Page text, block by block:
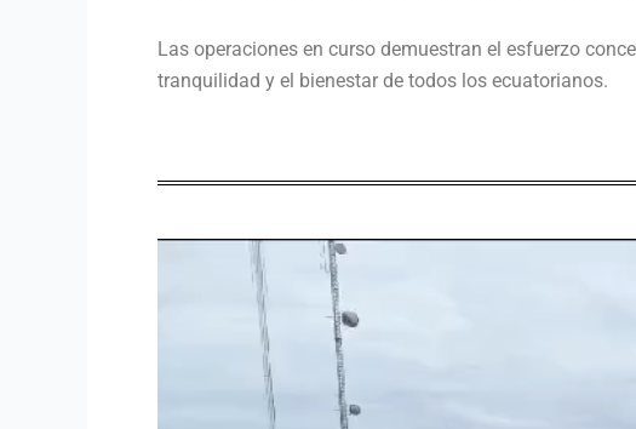
Las operaciones en curso demuestran el esfuerzo
tranquilidad y el bienestar de todos los ecuatorianos.